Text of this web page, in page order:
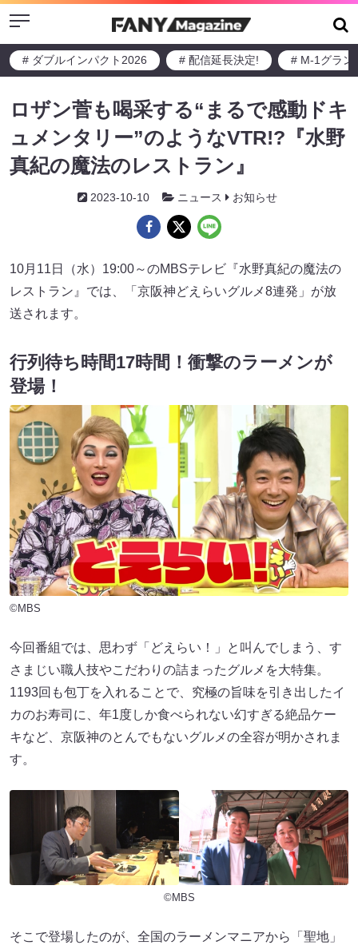
Menu
# ダブルインパクト2026 # 配信延長決定! # M-1グラン
ロザン菅も喝采する“まるで感動ドキ
ュメンタリー”のようなVTR!?『水野
真紀の魔法のレストラン』
2023-10-10 ニュース お知らせ
10月11日（水）19:00～のMBSテレビ『水野真紀の魔法の
レストラン』では、「京阪神どえらいグルメ8連発」が放
送されます。
行列待ち時間17時間！衝撃のラーメンが
登場！
©MBS
今回番組では、思わず「どえらい！」と叫んでしまう、す
さまじい職人技やこだわりの詰まったグルメを大特集。
1193回も包丁を入れることで、究極の旨味を引き出したイ
カのお寿司に、年1度しか食べられない幻すぎる絶品ケー
キなど、京阪神のとんでもないグルメの全容が明かされま
す。
©MBS
そこで登場したのが、全国のラーメンマニアから「聖地」